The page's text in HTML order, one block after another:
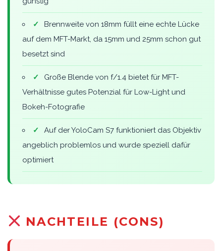
✓
Brennweite von 18mm füllt eine echte Lücke
auf dem MFT-Markt, da 15mm und 25mm schon gut
besetzt sind
✓
Große Blende von f/1.4 bietet für MFT-
Verhältnisse gutes Potenzial für Low-Light und
Bokeh-Fotografie
✓
Auf der YoloCam S7 funktioniert das Objektiv
angeblich problemlos und wurde speziell dafür
optimiert
NACHTEILE (CONS)